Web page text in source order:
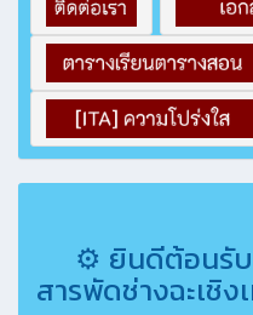
⚙ ยินดีต้อนรับ
สารพัดช่างฉะเชิง